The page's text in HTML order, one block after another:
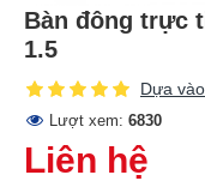
Bàn đông trực
1.5
Dựa
Lượt xem: 6830
Liên hệ